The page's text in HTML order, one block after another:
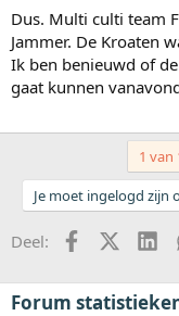
Dus. Multi culti team
Jammer. De Kroaten
Ik ben benieuwd of
gaat kunnen
1 van
Je moet ingelogd zijn
Deel: Facebook
X
Forum